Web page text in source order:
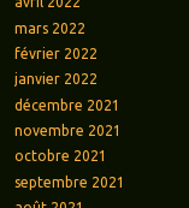
mars 2022
février 2022
janvier 2022
décembre 2021
novembre 2021
octobre 2021
septembre 2021